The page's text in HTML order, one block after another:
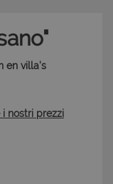
en villa's
nostri prezzi